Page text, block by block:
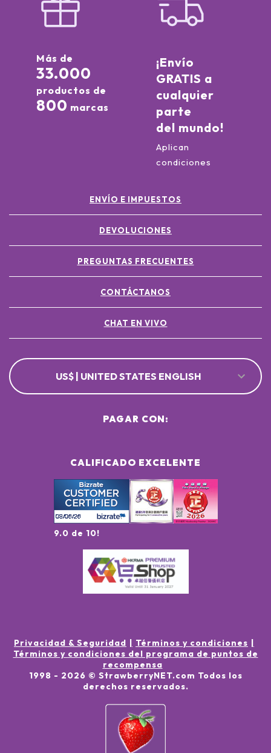
Más de
33.000
productos de
800 marcas
¡Envío
GRATIS a
cualquier
parte
del mundo!
Aplican
condiciones
ENVÍO E IMPUESTOS
DEVOLUCIONES
PREGUNTAS FRECUENTES
CONTÁCTANOS
CHAT EN VIVO
US$ | UNITED STATES ENGLISH
CALIFICADO EXCELENTE
9.0 de 10!
PAGAR CON:
Privacidad & Seguridad
Términos y condiciones
Términos y condiciones del programa de puntos de
recompensa
1998 - 2026 © StrawberryNET.com Todos los
derechos reservados.